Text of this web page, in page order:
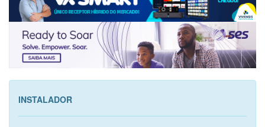
INSTALADOR